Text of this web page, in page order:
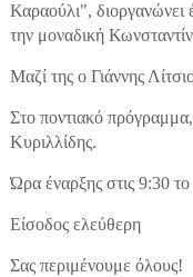
Καραούλι", διοργανώνει
την μοναδική
Μαζί της ο Γιάννης
Στο ποντιακό
Κυριλλίδης.
Ώρα έναρξης στις 9:30
Είσοδος ελεύθερη
Σας περιμένουμε όλους!